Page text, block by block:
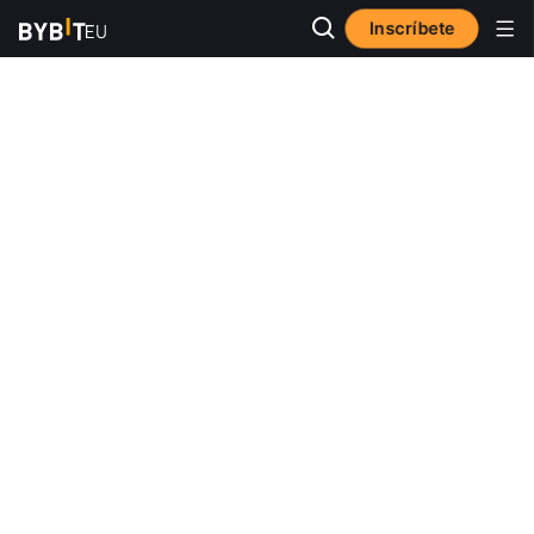
Inscríbete